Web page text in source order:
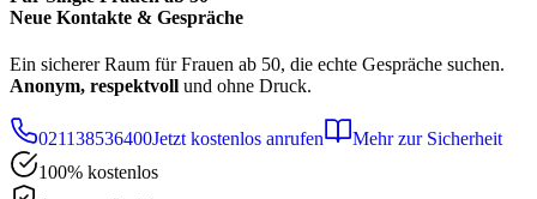
Neue Kontakte & Gespräche
Ein sicherer Raum für Frauen ab 50, die echte Gespräche suchen.
Anonym, respektvoll und ohne Druck.
021138536400Jetzt kostenlos anrufen
Mehr zur Sicherheit
100% kostenlos